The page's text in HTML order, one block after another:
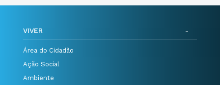
VIVER
Área do Cidadão
Ação Social
Ambiente